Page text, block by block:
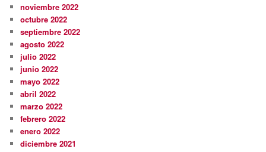
noviembre 2022
octubre 2022
septiembre 2022
agosto 2022
julio 2022
junio 2022
mayo 2022
abril 2022
marzo 2022
febrero 2022
enero 2022
diciembre 2021